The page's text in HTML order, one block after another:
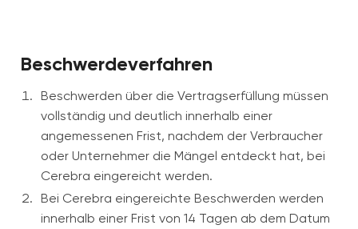
Beschwerdeverfahren
Beschwerden über die Vertragserfüllung müssen
vollständig und deutlich innerhalb einer
angemessenen Frist, nachdem der Verbraucher
oder Unternehmer die Mängel entdeckt hat, bei
Cerebra eingereicht werden.
Bei Cerebra eingereichte Beschwerden werden
innerhalb einer Frist von 14 Tagen ab dem Datum